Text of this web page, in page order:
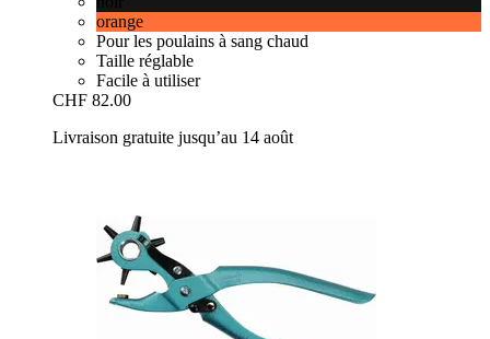
orange
Pour les poulains à sang chaud
Taille réglable
Facile à utiliser
CHF 82.00
Livraison gratuite jusqu’au 14 août